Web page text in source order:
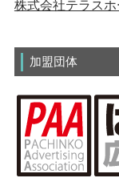
株式会社テラス
加盟団体